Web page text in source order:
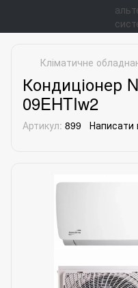
Кліматичне
Кондиціонер
09EHTIw2
Артикул: 899 Написати